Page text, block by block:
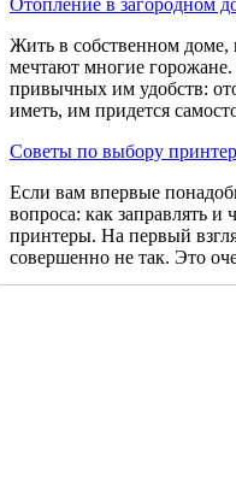
Жить в собственном
мечтают многие горожане.
привычных им удобств:
иметь, им придется
Советы по выбору
Если вам впервые
вопроса: как заправлять
принтеры. На первый
совершенно не так. Это